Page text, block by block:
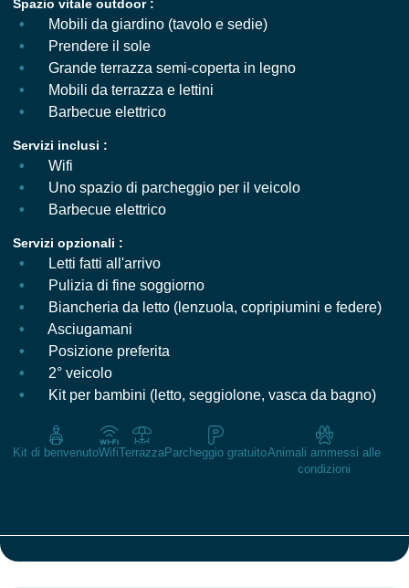
Spazio vitale outdoor :
Mobili da giardino (tavolo e sedie)
Prendere il sole
Grande terrazza semi-coperta in legno
Mobili da terrazza e lettini
Barbecue elettrico
Servizi inclusi :
Wifi
Uno spazio di parcheggio per il veicolo
Barbecue elettrico
Servizi opzionali :
Letti fatti all'arrivo
Pulizia di fine soggiorno
Biancheria da letto (lenzuola, copripiumini e federe)
Asciugamani
Posizione preferita
2° veicolo
Kit per bambini (letto, seggiolone, vasca da bagno)
Kit di benvenutoWifi TerrazzaParcheggio gratuitoAnimali ammessi alle
condizioni